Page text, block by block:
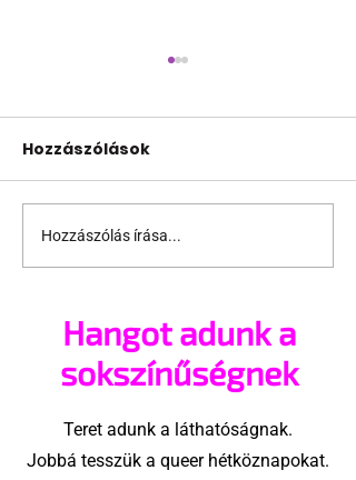
A mellrákszűrésről
senki sem beszél a
után - pedig kellene
Hozzászólások
Hozzászólás írása...
Hangot adunk a
sokszínűségnek
Teret adunk a láthatóságnak.
Jobbá tesszük a queer hétköznapokat.